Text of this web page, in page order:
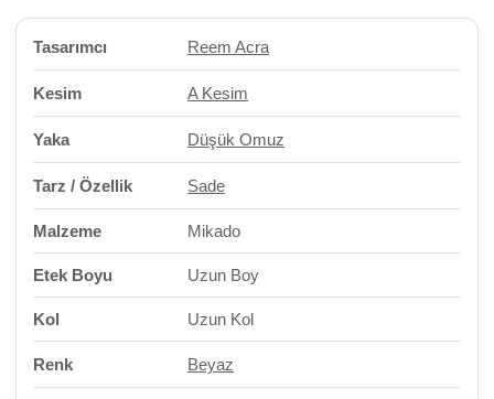
Tasarımcı Reem Acra
Kesim A Kesim
Yaka Düşük Omuz
Tarz / Özellik Sade
Malzeme Mikado
Etek Boyu Uzun Boy
Kol Uzun Kol
Renk Beyaz